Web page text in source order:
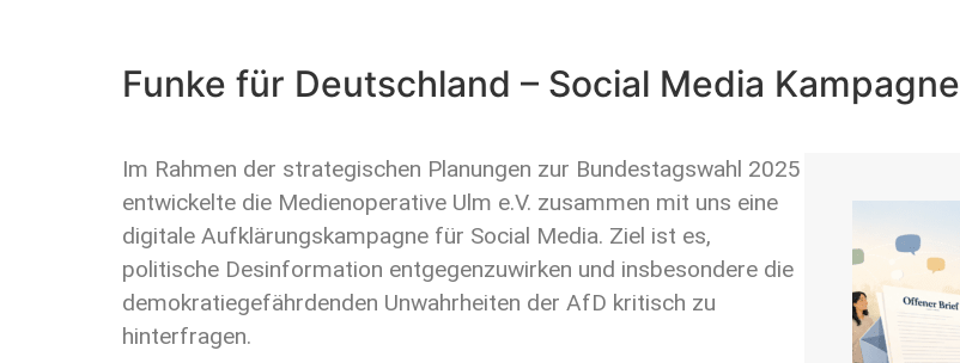
Funke für Deutschland – Social Media Kampagne
Im Rahmen der strategischen Planungen zur Bundestagswahl 2025
entwickelte die Medienoperative Ulm e.V. zusammen mit uns eine
digitale Aufklärungskampagne für Social Media. Ziel ist es,
politische Desinformation entgegenzuwirken und insbesondere die
demokratiegefährdenden Unwahrheiten der AfD kritisch zu
hinterfragen.